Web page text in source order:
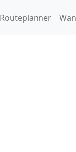
Routeplanner